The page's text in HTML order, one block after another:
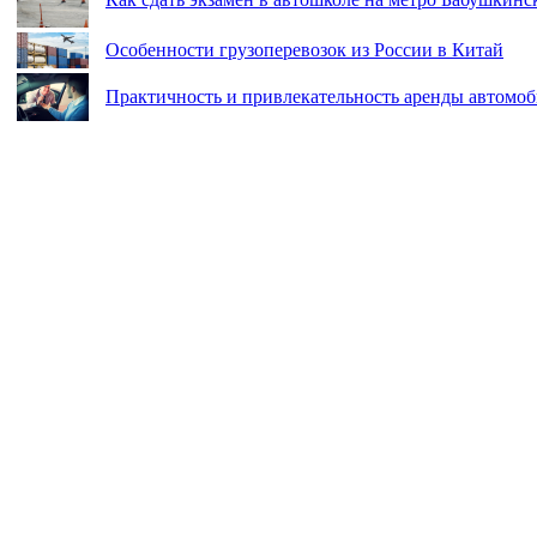
Особенности грузоперевозок из России в Китай
Практичность и привлекательность аренды